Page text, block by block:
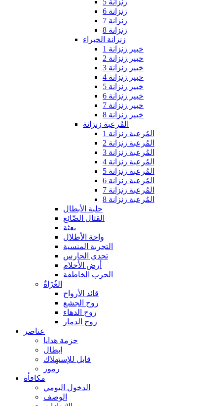
زنزانة 5
زنزانة 6
زنزانة 7
زنزانة 8
زنزانة الخبراء
خبير زنزانة 1
خبير زنزانة 2
خبير زنزانة 3
خبير زنزانة 4
خبير زنزانة 5
خبير زنزانة 6
خبير زنزانة 7
خبير زنزانة 8
المُرعبة زنزانة
المُرعبة زنزانة 1
المُرعبة زنزانة 2
المُرعبة زنزانة 3
المُرعبة زنزانة 4
المُرعبة زنزانة 5
المُرعبة زنزانة 6
المُرعبة زنزانة 7
المُرعبة زنزانة 8
حلبة الأبطال
القتال الضّائع
بعثة
واحة الأطلال
التجربة المنسية
تحدي الحارس
أرض الأحلام
الحرب الخاطفة
الغُزَاةٌ
قائد الأرواح
روح الجشع
روح الدهاء
روح الدمار
عناصر
حزمة هدايا
ابطال
قابل للإستهلاك
رموز
مكافأة
الدخول اليومي
الوصف